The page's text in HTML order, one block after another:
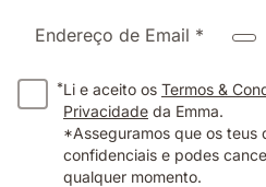
Endereço de Email *
*Li e aceito os Termos &
Privacidade da Emma.
*Asseguramos que os teus
confidenciais e podes
qualquer momento.